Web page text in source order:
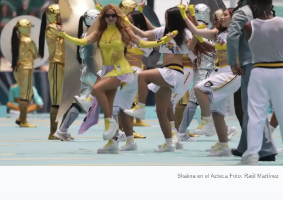
Shakira en el Azteca Foto: Raúl Martínez